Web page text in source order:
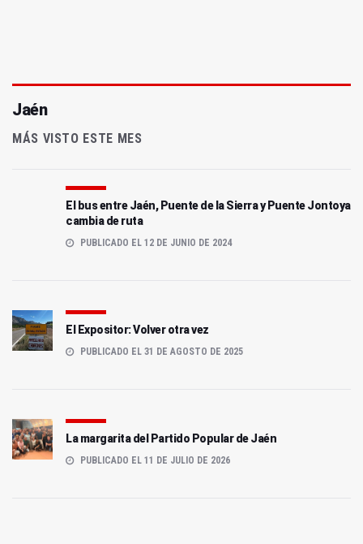
Jaén
MÁS VISTO ESTE MES
El bus entre Jaén, Puente de la Sierra y Puente Jontoya
cambia de ruta
PUBLICADO EL 12 DE JUNIO DE 2024
El Expositor: Volver otra vez
PUBLICADO EL 31 DE AGOSTO DE 2025
La margarita del Partido Popular de Jaén
PUBLICADO EL 11 DE JULIO DE 2026